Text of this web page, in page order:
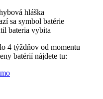
hláška
sa symbol batérie
4 týždňov od momentu
batérií nájdete tu: